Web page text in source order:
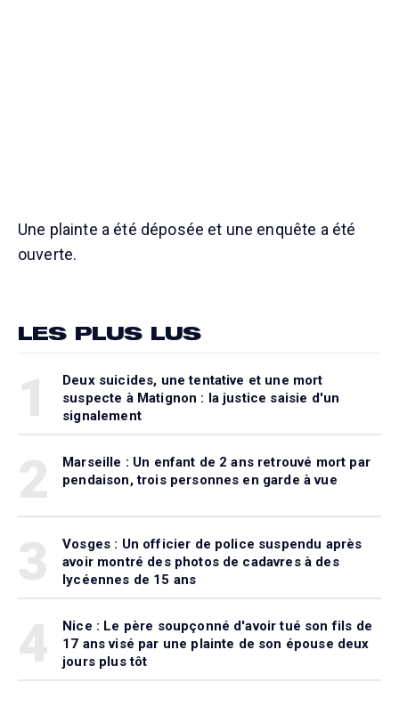
Une plainte a été déposée et une enquête a été
ouverte.
LES PLUS LUS
Deux suicides, une tentative et une mort
suspecte à Matignon : la justice saisie d'un
signalement
Marseille : Un enfant de 2 ans retrouvé mort par
pendaison, trois personnes en garde à vue
Vosges : Un officier de police suspendu après
avoir montré des photos de cadavres à des
lycéennes de 15 ans
Nice : Le père soupçonné d'avoir tué son fils de
17 ans visé par une plainte de son épouse deux
jours plus tôt